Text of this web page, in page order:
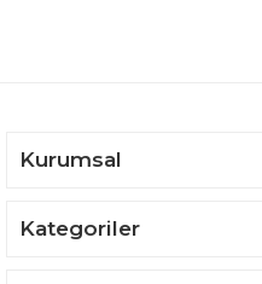
Kurumsal
Kategoriler